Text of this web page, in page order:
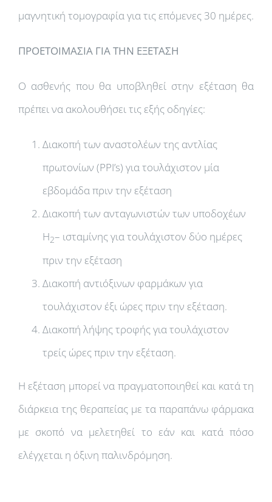
μαγνητική τομογραφία για τις επόμενες 30 ημέρες.
ΠΡΟΕΤΟΙΜΑΣΙΑ ΓΙΑ ΤΗΝ ΕΞΕΤΑΣΗ
Ο ασθενής που θα υποβληθεί στην εξέταση θα
πρέπει να ακολουθήσει τις εξής οδηγίες:
Διακοπή των αναστολέων της αντλίας
πρωτονίων (PPI’s) για τουλάχιστον μία
εβδομάδα πριν την εξέταση
Διακοπή των ανταγωνιστών των υποδοχέων
H2– ισταμίνης για τουλάχιστον δύο ημέρες
πριν την εξέταση
Διακοπή αντιόξινων φαρμάκων για
τουλάχιστον έξι ώρες πριν την εξέταση.
Διακοπή λήψης τροφής για τουλάχιστον
τρείς ώρες πριν την εξέταση.
Η εξέταση μπορεί να πραγματοποιηθεί και κατά τη
διάρκεια της θεραπείας με τα παραπάνω φάρμακα
με σκοπό να μελετηθεί το εάν και κατά πόσο
ελέγχεται η όξινη παλινδρόμηση.